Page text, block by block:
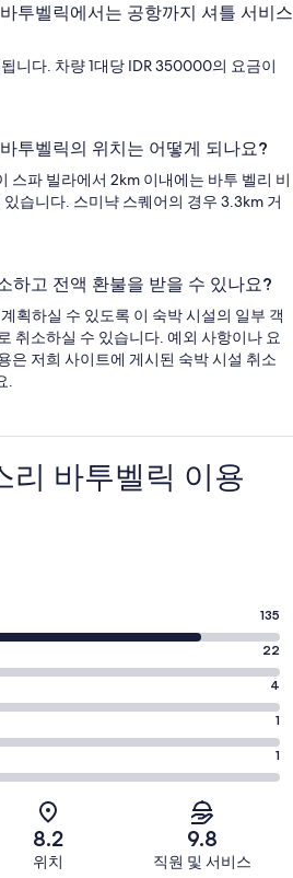
투벨릭에서는 공항까지 셔틀 서비스
니다. 차량 1대당 IDR 350000의 요금이
투벨릭의 위치는 어떻게 되나요?
스파 빌라에서 2km 이내에는 바투 벨리 비
습니다. 스미냑 스퀘어의 경우 3.3km 거
하고 전액 환불을 받을 수 있나요?
획하실 수 있도록 이 숙박 시설의 일부 객
취소하실 수 있습니다. 예외 사항이나 요
은 저희 사이트에 게시된 숙박 시설 취소
.
리 바투벨릭 이용
135
22
4
1
1
8.2
위치
9.8
직원 및 서비스